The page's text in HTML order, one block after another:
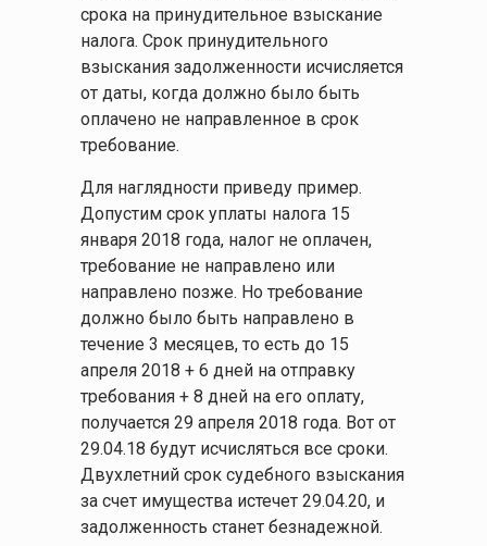
срока на принудительное взыскание
налога. Срок принудительного
взыскания задолженности исчисляется
от даты, когда должно было быть
оплачено не направленное в срок
требование.
Для наглядности приведу пример.
Допустим срок уплаты налога 15
января 2018 года, налог не оплачен,
требование не направлено или
направлено позже. Но требование
должно было быть направлено в
течение 3 месяцев, то есть до 15
апреля 2018 + 6 дней на отправку
требования + 8 дней на его оплату,
получается 29 апреля 2018 года. Вот от
29.04.18 будут исчисляться все сроки.
Двухлетний срок судебного взыскания
за счет имущества истечет 29.04.20, и
задолженность станет безнадежной.